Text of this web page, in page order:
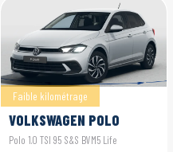
Faible kilométrage
VOLKSWAGEN POLO
Polo 1.0 TSI 95 S&S BVM5 Life